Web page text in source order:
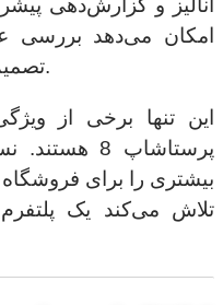
آنالیز و گزارش‌دهی
امکان می‌دهد بررسی
تصمیم‌گیری‌های تجاری را انجام دهید.
این تنها برخی از
پرستاشاپ 8
بیشتری را برای فروشگاه
تلاش می‌کند یک پلتفرم